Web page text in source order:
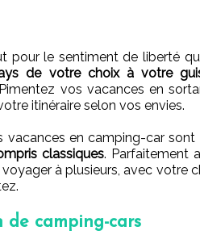
pour le sentiment de liberté
de votre choix à votre
vos vacances en
itinéraire selon vos envies.
vacances en camping-car
classiques. Parfaitement
à plusieurs, avec votre
de camping-cars